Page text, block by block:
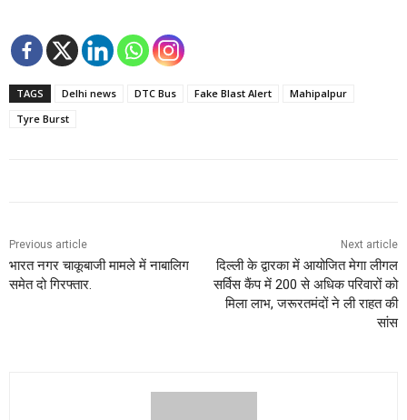
TAGS Delhi news DTC Bus Fake Blast Alert
Mahipalpur
Tyre Burst
Previous article
भारत नगर चाकूबाजी मामले में नाबालिग
समेत दो गिरफ्तार.
Next article
दिल्ली के द्वारका में आयोजित मेगा लीगल
सर्विस कैंप में 200 से अधिक परिवारों को
मिला लाभ, जरूरतमंदों ने ली राहत की
सांस